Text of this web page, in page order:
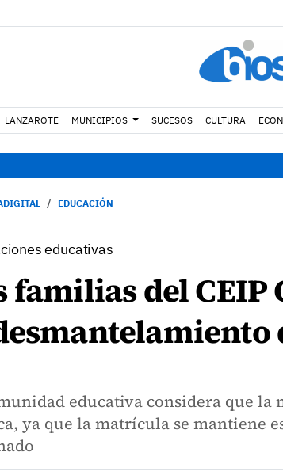
LANZAROTE MUNICIPIOS SUCESOS CULTURA
EDUCACIÓN
educativas
familias del
educativa considera que
ya que la matrícula se mantiene